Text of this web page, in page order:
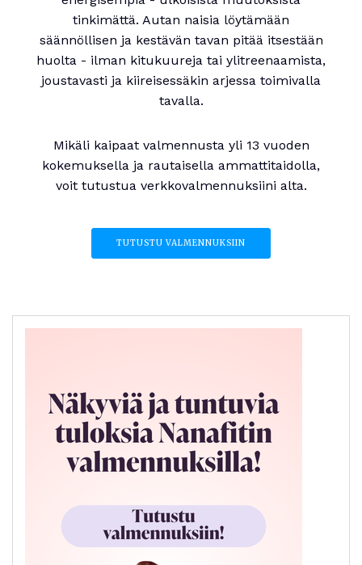
tinkimättä. Autan naisia löytämään
säännöllisen ja kestävän tavan pitää itsestään
huolta - ilman kitukuureja tai ylitreenaamista,
joustavasti ja kiireisessäkin arjessa toimivalla
tavalla.
Mikäli kaipaat valmennusta yli 13 vuoden
kokemuksella ja rautaisella ammattitaidolla,
voit tutustua verkkovalmennuksiini alta.
TUTUSTU VALMENNUKSIIN